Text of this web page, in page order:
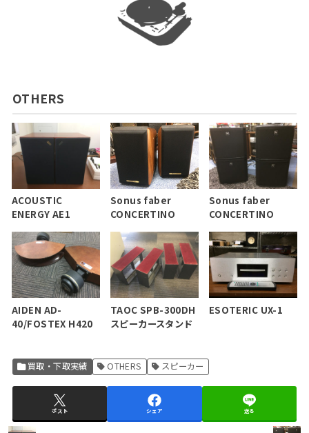
OTHERS
ACOUSTIC
ENERGY AE1
Sonus faber
CONCERTINO
Sonus faber
CONCERTINO
AIDEN AD-
40/FOSTEX H420
TAOC SPB-300DH
スピーカースタンド
ESOTERIC UX-1
買取・下取実績 OTHERS スピーカー
ポスト シェア 送る